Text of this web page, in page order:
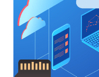
کے موقع پر اسلام لاۓ تحقیقی قول یہ
مکہ کے حالات کے
تحت انہوں نےاسلام کا اظہار نہیں کیا تھا۔عمرة القضا۶ کے موقع پر آپﷺ
کرتہ عطا۶ کیا۔یہی کرتہ آپؓ کا کفن بنا۔ آپ
ہزار مربع میل پر
دعا فرماٸی۔آپ کو خال